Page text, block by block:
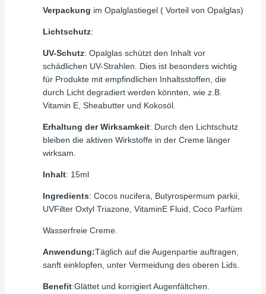
Verpackung im Opalglastiegel ( Vorteil von Opalglas)
Lichtschutz:
UV-Schutz: Opalglas schützt den Inhalt vor
schädlichen UV-Strahlen. Dies ist besonders wichtig
für Produkte mit empfindlichen Inhaltsstoffen, die
durch Licht degradiert werden könnten, wie z.B.
Vitamin E, Sheabutter und Kokosöl.
Erhaltung der Wirksamkeit: Durch den Lichtschutz
bleiben die aktiven Wirkstoffe in der Creme länger
wirksam.
Inhalt: 15ml
Ingredients: Cocos nucifera, Butyrospermum parkii,
UVFilter Oxtyl Triazone, VitaminE Fluid, Coco Parfüm
Wasserfreie Creme.
Anwendung:Täglich auf die Augenpartie auftragen,
sanft einklopfen, unter Vermeidung des oberen Lids.
Benefit:Glättet und korrigiert Augenfältchen.